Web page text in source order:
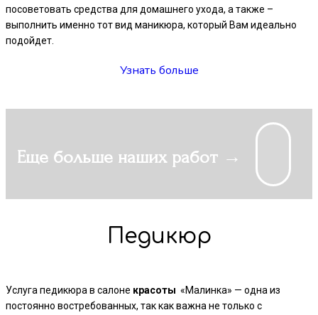
посоветовать средства для домашнего ухода, а также –
выполнить именно тот вид маникюра, который Вам идеально
подойдет.
Узнать больше
Еще больше наших работ →
Педикюр
Услуга педикюра в салоне красоты «Малинка» — одна из
постоянно востребованных, так как важна не только с